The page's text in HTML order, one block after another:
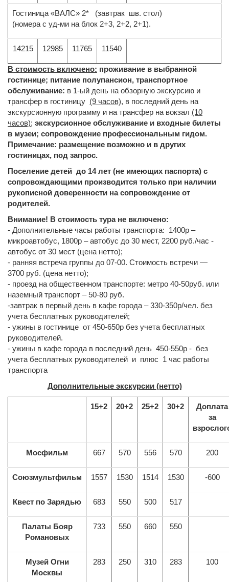
Гостиница «ВАЛС» 2* (завтрак шв. стол)
(номера с уд-ми на блок 2+3, 2+2, 2+1).
14215 12985 11765 11540
В стоимость включено: проживание в выбранной
гостинице; питание полупансион, транспортное
обслуживание: в 1-ый день на обзорную экскурсию и
трансфер в гостиницу (9 часов), в последний день на
экскурсионную программу и на трансфер на вокзал (10
часов); экскурсионное обслуживание и входные билеты
в музеи; сопровождение профессиональным гидом.
Примечание: размещение возможно и в других
гостиницах, под запрос.
Поселение детей до 14 лет (не имеющих паспорта) с
сопровождающими производится только при наличии
рукописной доверенности на сопровождение от
родителей.
Внимание! В стоимость тура не включено:
- Дополнительные часы работы транспорта: 1400р –
микроавтобус, 1800р – автобус до 30 мест, 2200 руб./час -
автобус от 30 мест (цена нетто);
- ранняя встреча группы до 07-00. Стоимость встречи —
3700 руб. (цена нетто);
- проезд на общественном транспорте: метро 40-50руб. или
наземный транспорт – 50-80 руб.
-завтрак в первый день в кафе города – 330-350р/чел. без
учета бесплатных руководителей;
- ужины в гостинице от 450-650р без учета бесплатных
руководителей.
- ужины в кафе города в последний день 450-550р - без
учета бесплатных руководителей и плюс 1 час работы
транспорта
Дополнительные экскурсии (нетто)
15+2 20+2 25+2 30+2
Доплата
за
Мосфильм 667 570 556 570 200
Союзмультфильм 1557 1530 1514 1530 -600
Квест по Зарядью 683 550 500 517
Палаты Бояр
Романовых
733 550 660 550
Музей Огни
Москвы
283 250 310 283 100